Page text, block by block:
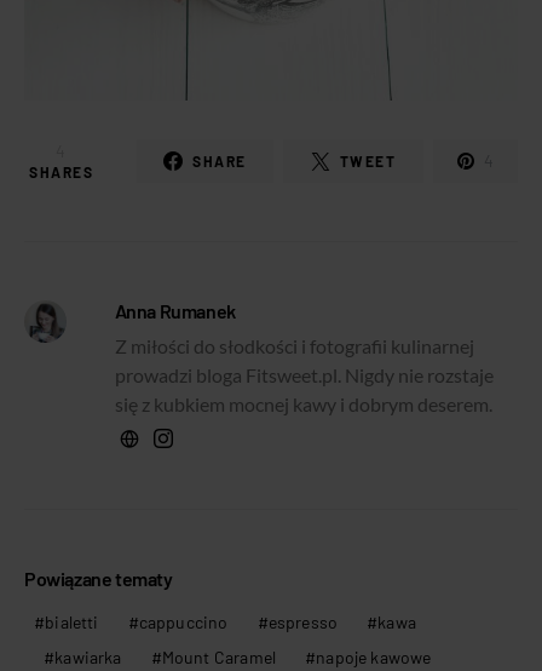
SHARES
SHARE TWEET
Anna Rumanek
Z miłości do słodkości i fotografii kulinarnej
prowadzi bloga Fitsweet.pl. Nigdy nie rozstaje
się z kubkiem mocnej kawy i dobrym deserem.
Powiązane tematy
bialetti cappuccino espresso
kawa
kawiarka
Mount Caramel
napoje kawowe